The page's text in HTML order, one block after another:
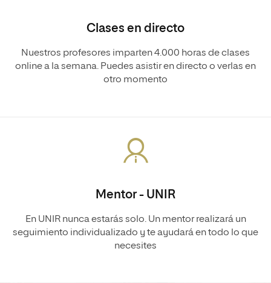
Clases en directo
Nuestros profesores imparten 4.000 horas de clases
online a la semana. Puedes asistir en directo o verlas en
otro momento
Mentor - UNIR
En UNIR nunca estarás solo. Un mentor realizará un
seguimiento individualizado y te ayudará en todo lo que
necesites